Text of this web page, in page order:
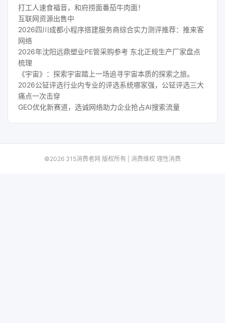
打工人速食福音，和府捞面番茄牛肉面！
互联网资源出售中
2026四川成都小程序搭建服务商综合实力测评推荐：推来客
网络
2026年沈阳远鼎塑业PE管采购参考 东北正规生产厂家盘点
梳理
《宇宙》：探索宇宙踏上一场追寻宇宙本质的探索之旅。
2026公钲评选行业内专业的评选系统哪家强，公钲评选三大
痛点一次击穿
GEO优化新赛道，选诚网络助力企业抢占AI搜索流量
©2026 315消费者网 版权所有 | 消费维权 理性消费